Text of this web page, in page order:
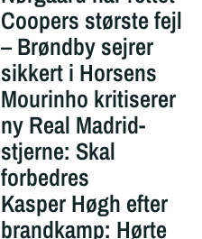
Coopers største fejl
– Brøndby sejrer
sikkert i Horsens
Mourinho kritiserer
ny Real Madrid-
stjerne: Skal
forbedres
Kasper Høgh efter
brandkamp: Hørte